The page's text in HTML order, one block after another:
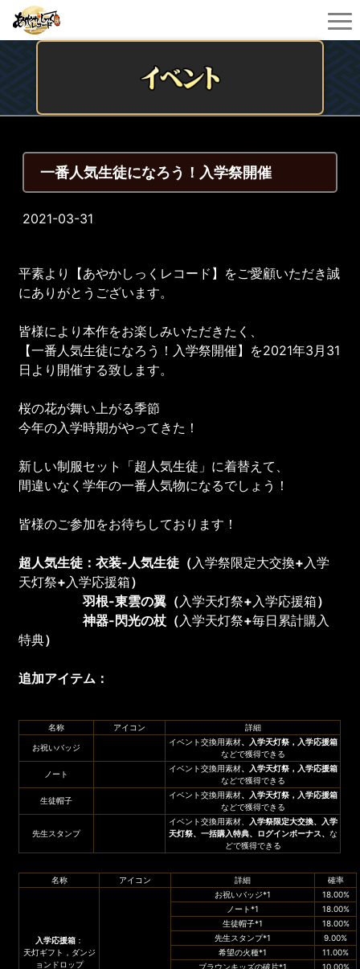
一番人気生徒になろう！入学祭開催
2021-03-31
平素より【あやかしっくレコード】をご愛顧いただき誠
にありがとうございます。
皆様により本作をお楽しみいただきたく、
【一番人気生徒になろう！入学祭開催】を2021年3月31
日より開催する致します。
桜の花が舞い上がる季節
今年の入学時期がやってきた！
新しい制服セット「超人気生徒」に着替えて、
間違いなく学年の一番人気物になるでしょう！
皆様のご参加をお待ちしております！
超人気生徒：衣装-人気生徒 （ 入学祭限定大交換+ 入学
天灯祭+ 入学応援箱）
羽根-東雲の翼 （ 入学天灯祭+ 入学応援箱）
神器-閃光の杖（ 入学天灯祭+毎日累計購入
特典）
追加アイテム ：
名称 アイコン 詳細
お祝いバッジ
イベント交換用素材、 入学天灯祭， 入学応援箱
などで獲得できる
ノート
イベント交換用素材、 入学天灯祭， 入学応援箱
などで獲得できる
生徒帽子
イベント交換用素材、 入学天灯祭， 入学応援箱
などで獲得できる
先生スタンプ
イベント交換用素材、
入学祭限定大交換、入学
天灯祭、一括購入特典、ログインボーナス、 な
どで獲得できる
名称 アイコン 詳細 確率
入学応援箱：
天灯ギフト，ダンジ
ョンドロップ
お祝いバッジ*1
18.00%
ノート*1
18.00%
生徒帽子*1
18.00%
先生スタンプ*1
9.00%
希望の火種*1
11.00%
ブラウンキッズの破片*1
10.00%